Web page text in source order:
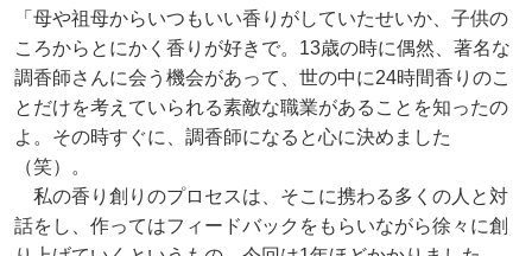
「母や祖母からいつもいい香りがしていたせいか、子供の
ころからとにかく香りが好きで。13歳の時に偶然、著名な
調香師さんに会う機会があって、世の中に24時間香りのこ
とだけを考えていられる素敵な職業があることを知ったの
よ。その時すぐに、調香師になると心に決めました
（笑）。
私の香り創りのプロセスは、そこに携わる多くの人と対
話をし、作ってはフィードバックをもらいながら徐々に創